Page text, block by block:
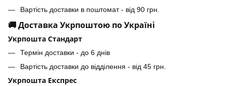
Вартість доставки в поштомат - від 90 грн.
🚚 Доставка Укрпоштою по Україні
Укрпошта Стандарт
Термін доставки - до 6 днів
Вартість доставки до відділення - від 45 грн.
Укрпошта Експрес